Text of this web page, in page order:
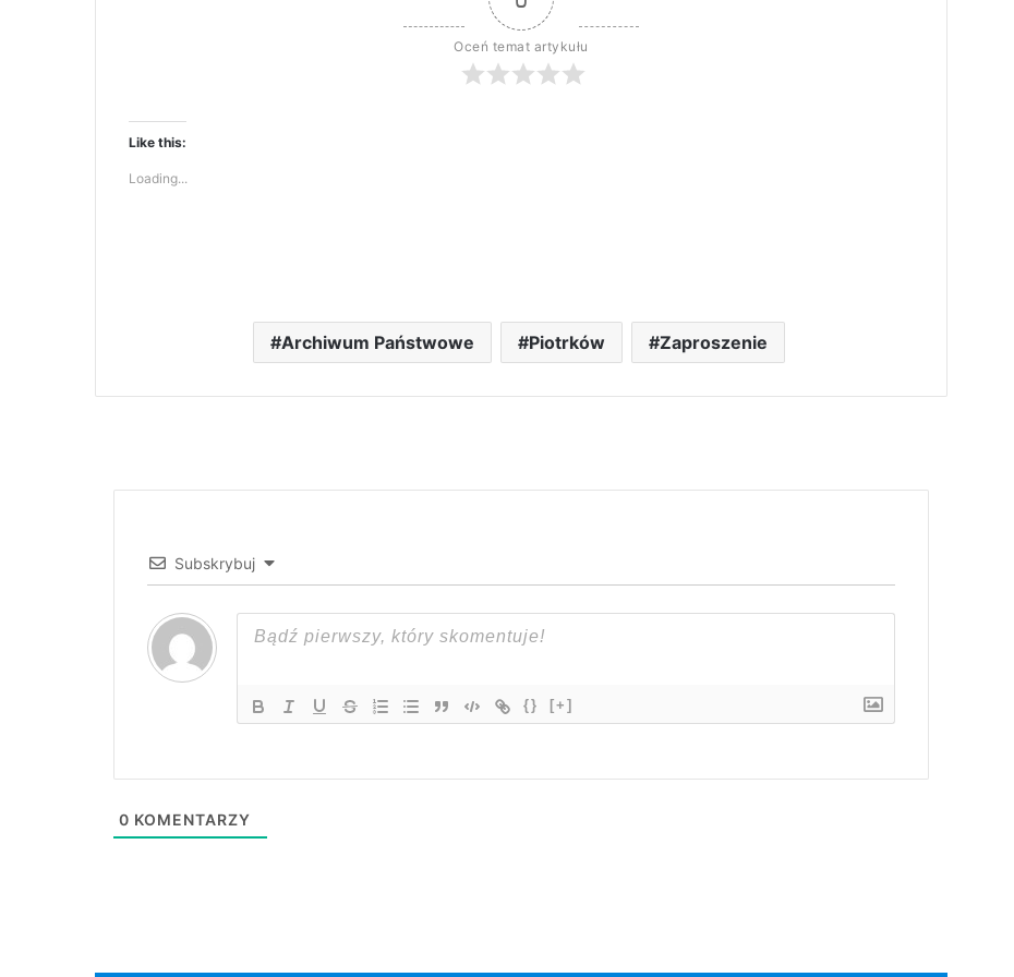
Oceń temat artykułu
Like this:
Loading...
Archiwum Państwowe Piotrków Zaproszenie
Subskrybuj
{} [+]
0 KOMENTARZY